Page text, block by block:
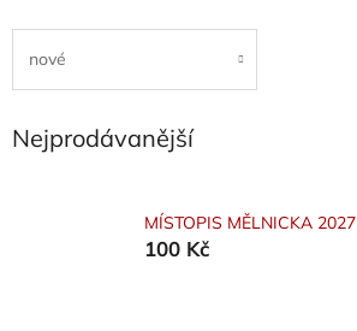
nové
Nejprodávanější
MÍSTOPIS MĚLNICKA 2027
100 Kč